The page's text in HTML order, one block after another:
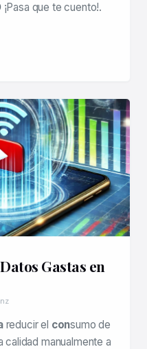
¡Pasa que te cuento!.
Gastas en
reducir el consumo de
calidad manualmente a